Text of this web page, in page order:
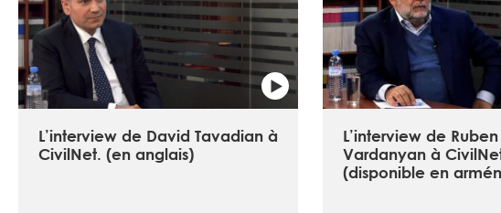
L’interview de David Tavadian à
CivilNet. (en anglais)
L’interview de Ruben
Vardanyan à
(disponible en